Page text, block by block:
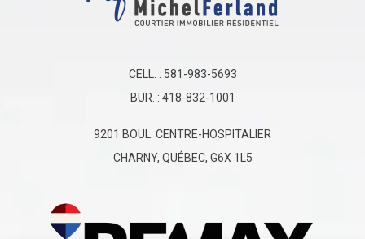
CELL. : 581-983-5693
BUR. : 418-832-1001
9201 BOUL. CENTRE-HOSPITALIER
CHARNY, QUÉBEC, G6X 1L5